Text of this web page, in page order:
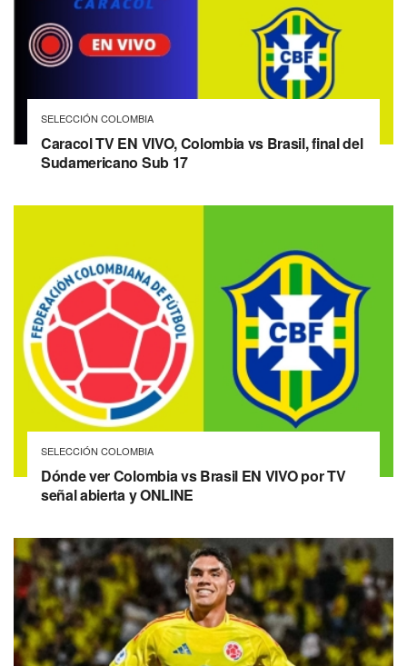
SELECCIÓN COLOMBIA
Caracol TV EN VIVO, Colombia vs Brasil, final del
Sudamericano Sub 17
SELECCIÓN COLOMBIA
Dónde ver Colombia vs Brasil EN VIVO por TV
señal abierta y ONLINE